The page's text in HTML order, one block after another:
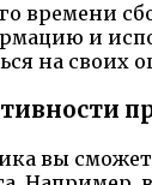
времени
и
на
вы